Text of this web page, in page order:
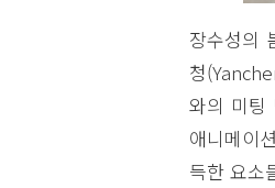
장수성의
청
와의 미팅
애니메이
득한 요소